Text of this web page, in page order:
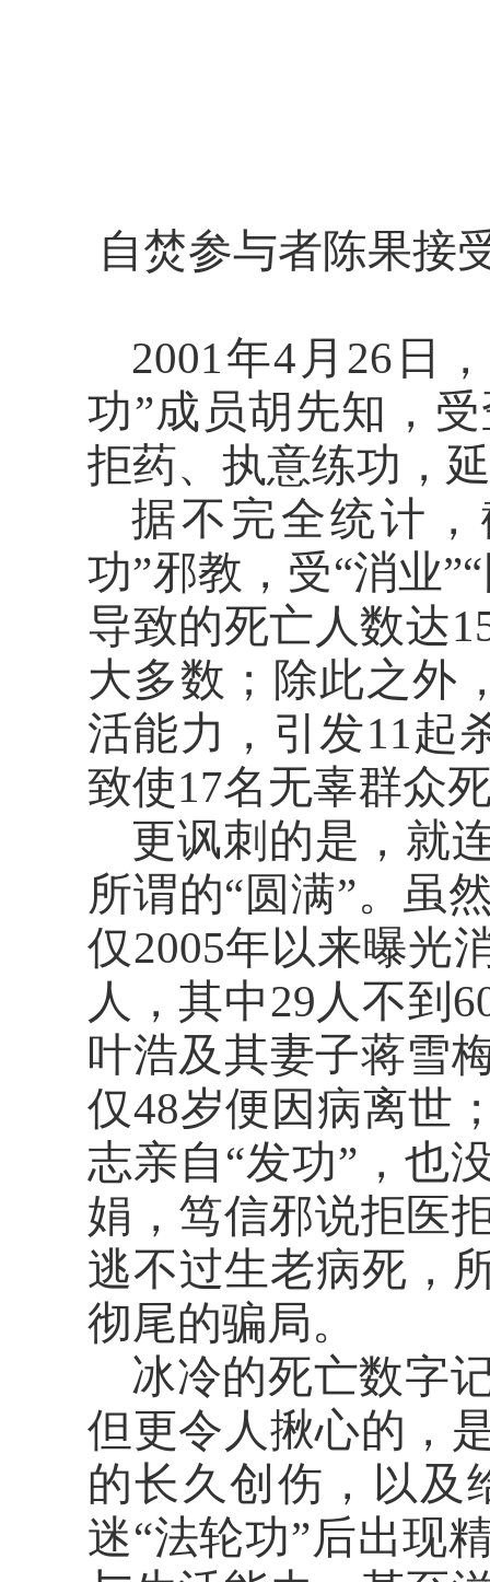
自焚参与者陈果接
2001年4月26日
功”成员胡先知，
拒药、执意练功，
据不完全统计
功”邪教，受“消业
导致的死亡人数达
大多数；除此之外
活能力，引发11起
致使17名无辜群众
更讽刺的是，就
所谓的“圆满”。虽
仅2005年以来曝光
人，其中29人不到
叶浩及其妻子蒋雪
仅48岁便因病离世
志亲自“发功”，也
娟，笃信邪说拒医
逃不过生老病死，
彻尾的骗局。
冰冷的死亡数字
但更令人揪心的，
的长久创伤，以及
迷“法轮功”后出现